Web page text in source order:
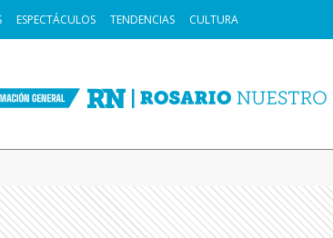
ESPECTÁCULOS TENDENCIAS CULTURA